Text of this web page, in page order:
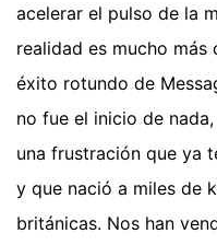
acelerar el pulso de la
realidad es mucho más
éxito rotundo de
no fue el inicio de
una frustración que ya
y que nació a miles de
británicas. Nos han